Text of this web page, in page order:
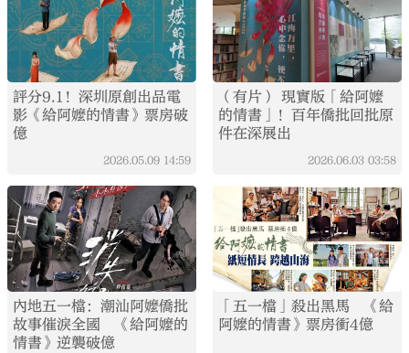
評分9.1！深圳原創出品電
影《給阿嬤的情書》票房破
億
2026.05.09 14:59
（有片） 現實版「給阿嬤
的情書」！百年僑批回批原
件在深展出
2026.06.03 03:58
內地五一檔：潮汕阿嬤僑批
故事催淚全國 《給阿嬤的
情書》逆襲破億
「五一檔」殺出黑馬 《給
阿嬤的情書》票房衝4億